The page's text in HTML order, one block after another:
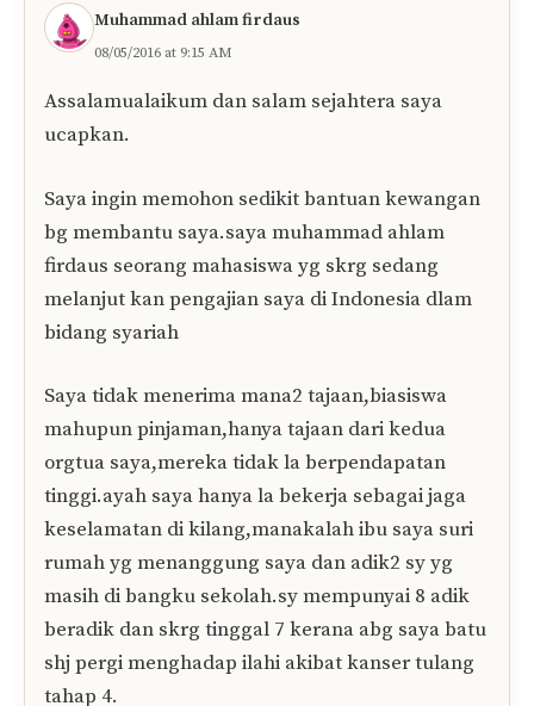
Muhammad ahlam firdaus
08/05/2016 at 9:15 AM
Assalamualaikum dan salam sejahtera saya
ucapkan.
Saya ingin memohon sedikit bantuan kewangan
bg membantu saya.saya muhammad ahlam
firdaus seorang mahasiswa yg skrg sedang
melanjut kan pengajian saya di Indonesia dlam
bidang syariah
Saya tidak menerima mana2 tajaan,biasiswa
mahupun pinjaman,hanya tajaan dari kedua
orgtua saya,mereka tidak la berpendapatan
tinggi.ayah saya hanya la bekerja sebagai jaga
keselamatan di kilang,manakalah ibu saya suri
rumah yg menanggung saya dan adik2 sy yg
masih di bangku sekolah.sy mempunyai 8 adik
beradik dan skrg tinggal 7 kerana abg saya batu
shj pergi menghadap ilahi akibat kanser tulang
tahap 4.